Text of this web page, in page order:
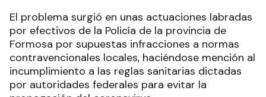
El problema surgió en unas actuaciones labradas
por efectivos de la Policía de la provincia de
Formosa por supuestas infracciones a normas
contravencionales locales, haciéndose mención al
incumplimiento a las reglas sanitarias dictadas
por autoridades federales para evitar la